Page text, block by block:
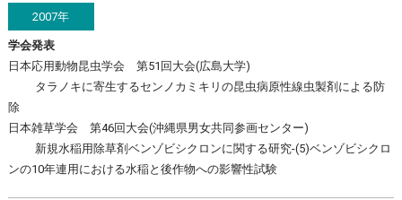
2007年
学会発表
日本応用動物昆虫学会 第51回大会(広島大学)
タラノキに寄生するセンノカミキリの昆虫病原性線虫製剤による防
除
日本雑草学会 第46回大会(沖縄県男女共同参画センター)
新規水稲用除草剤ベンゾビシクロンに関する研究-(5)ベンゾビシクロ
ンの10年連用における水稲と後作物への影響性試験